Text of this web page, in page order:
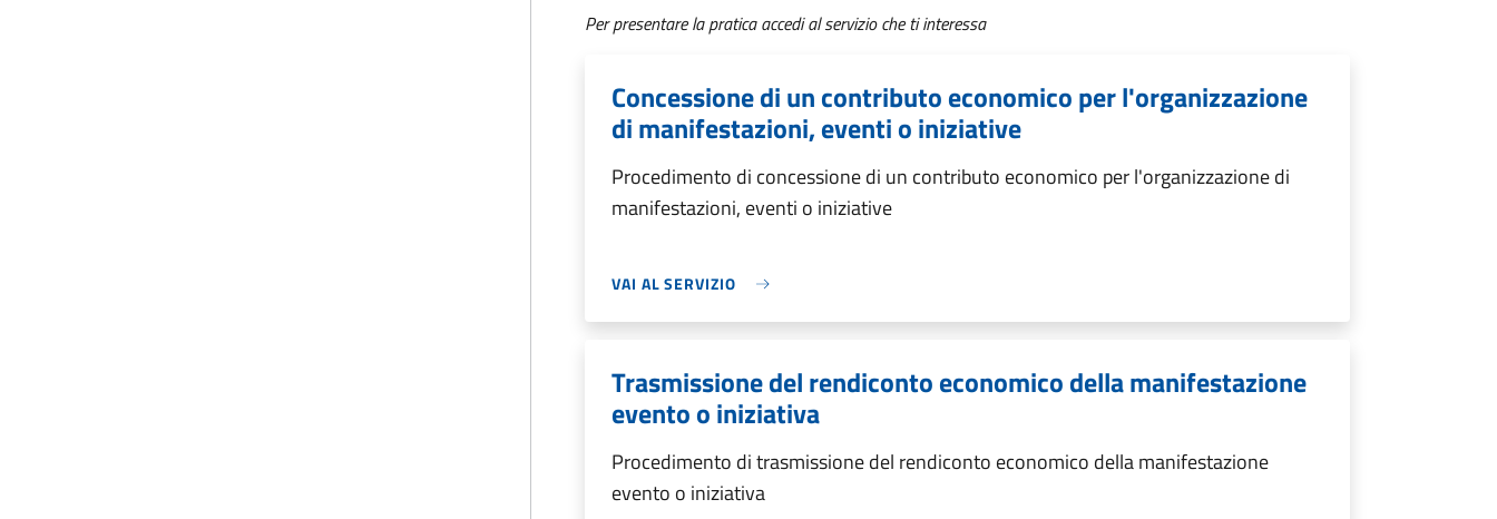
Per presentare la pratica accedi al servizio che ti interessa
Concessione di un contributo economico per l'organizzazione
di manifestazioni, eventi o iniziative
Procedimento di concessione di un contributo economico per l'organizzazione di
manifestazioni, eventi o iniziative
VAI AL SERVIZIO
Trasmissione del rendiconto economico della manifestazione
evento o iniziativa
Procedimento di trasmissione del rendiconto economico della manifestazione
evento o iniziativa